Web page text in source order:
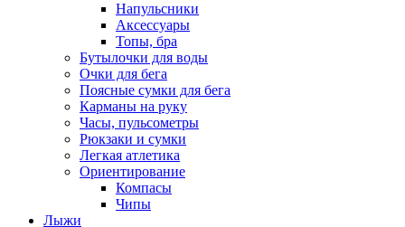
Напульсники
Аксессуары
Топы, бра
Бутылочки для воды
Очки для бега
Поясные сумки для бега
Карманы на руку
Часы, пульсометры
Рюкзаки и сумки
Легкая атлетика
Ориентирование
Компасы
Чипы
Лыжи